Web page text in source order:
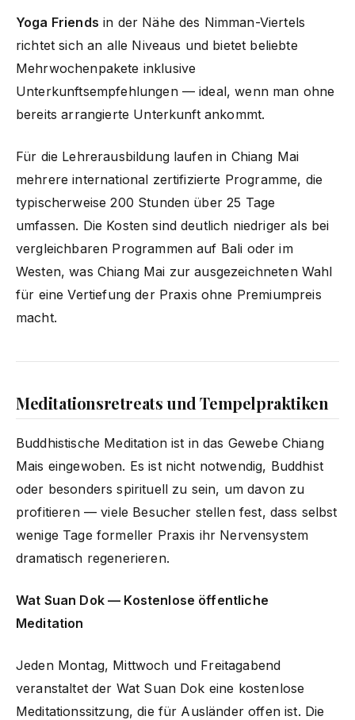
Yoga Friends in der Nähe des Nimman-Viertels
richtet sich an alle Niveaus und bietet beliebte
Mehrwochenpakete inklusive
Unterkunftsempfehlungen — ideal, wenn man ohne
bereits arrangierte Unterkunft ankommt.
Für die Lehrerausbildung laufen in Chiang Mai
mehrere international zertifizierte Programme, die
typischerweise 200 Stunden über 25 Tage
umfassen. Die Kosten sind deutlich niedriger als bei
vergleichbaren Programmen auf Bali oder im
Westen, was Chiang Mai zur ausgezeichneten Wahl
für eine Vertiefung der Praxis ohne Premiumpreis
macht.
Meditationsretreats und Tempelpraktiken
Buddhistische Meditation ist in das Gewebe Chiang
Mais eingewoben. Es ist nicht notwendig, Buddhist
oder besonders spirituell zu sein, um davon zu
profitieren — viele Besucher stellen fest, dass selbst
wenige Tage formeller Praxis ihr Nervensystem
dramatisch regenerieren.
Wat Suan Dok — Kostenlose öffentliche
Meditation
Jeden Montag, Mittwoch und Freitagabend
veranstaltet der Wat Suan Dok eine kostenlose
Meditationssitzung, die für Ausländer offen ist. Die